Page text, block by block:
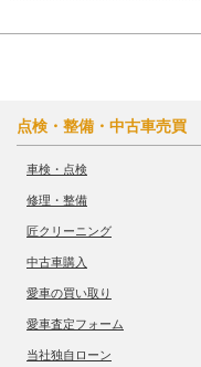
点検・整備・中古車売買
車検・点検
修理・整備
匠クリーニング
中古車購入
愛車の買い取り
愛車査定フォーム
当社独自ローン